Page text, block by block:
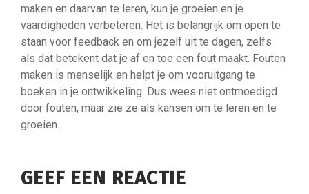
maken en daarvan te leren, kun je groeien en je
vaardigheden verbeteren. Het is belangrijk om open te
staan voor feedback en om jezelf uit te dagen, zelfs
als dat betekent dat je af en toe een fout maakt. Fouten
maken is menselijk en helpt je om vooruitgang te
boeken in je ontwikkeling. Dus wees niet ontmoedigd
door fouten, maar zie ze als kansen om te leren en te
groeien.
GEEF EEN REACTIE